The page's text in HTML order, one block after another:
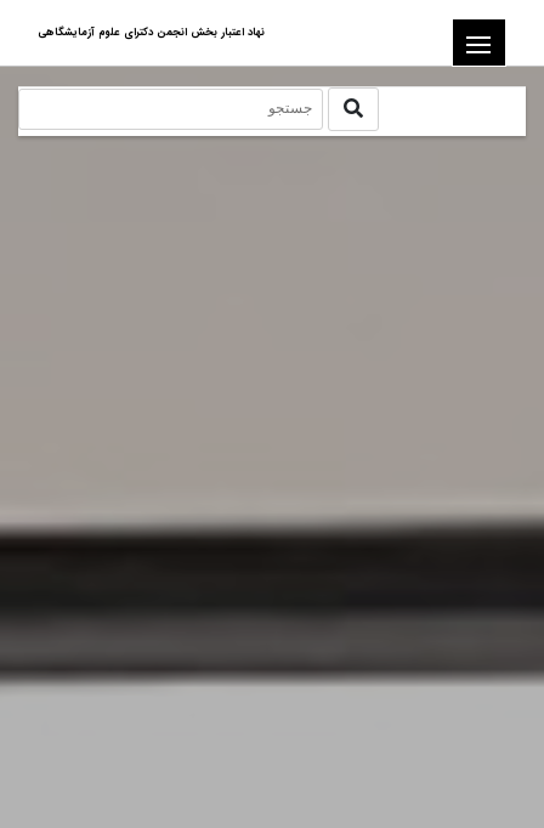
نهاد اعتبار بخش انجمن دکترای علوم آزمایشگاهی